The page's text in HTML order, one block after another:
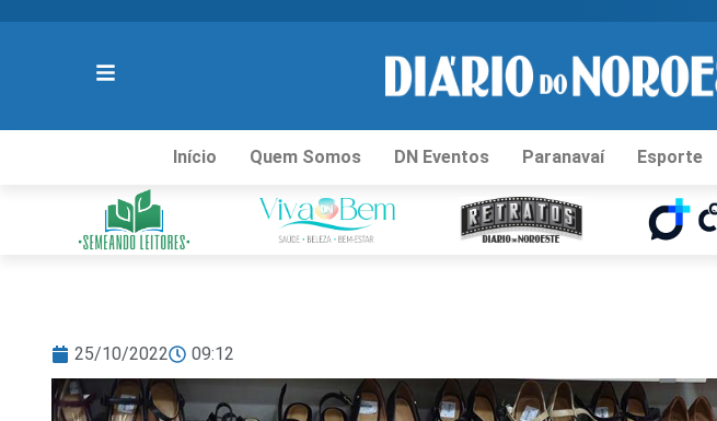
Início Quem Somos DN Eventos Paranavaí Esporte
25/10/2022 09:12